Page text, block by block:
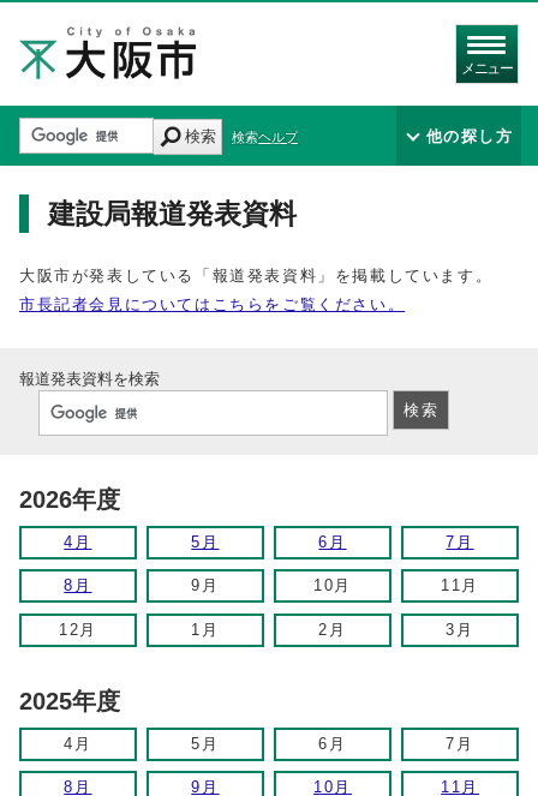
メニュー
検索 検索ヘルプ 他の探し方
建設局報道発表資料
大阪市が発表している「報道発表資料」を掲載しています。
市長記者会見についてはこちらをご覧ください。
報道発表資料を検索
2026年度
4月 5月 6月 7月
8月 9月 10月 11月
12月 1月 2月 3月
2025年度
4月 5月 6月 7月
8月 9月 10月 11月